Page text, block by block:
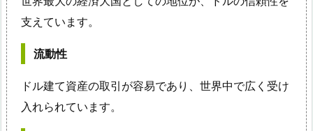
支えています。
流動性
ドル建て資産の取引が容易であり、世界中で広く受け
入れられています。